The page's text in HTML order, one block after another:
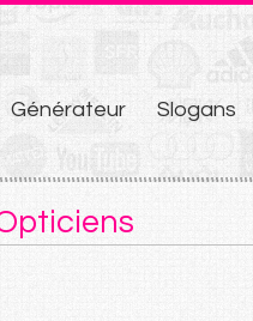
Générateur Slogans